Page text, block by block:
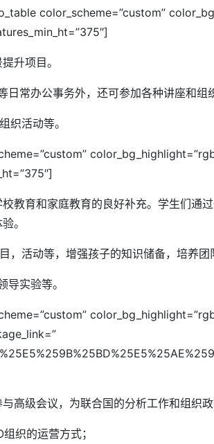
color_scheme=”custom”
升项目。
常办公事务外，还可参加各种讲座和组
织活动等。
教育和家庭教育的良好补充。学生们通
。
活动等，增强孩子的知识储备，培养团
实验等。
高级会议，为联合国的分析工作和组织政
织的运营方式；